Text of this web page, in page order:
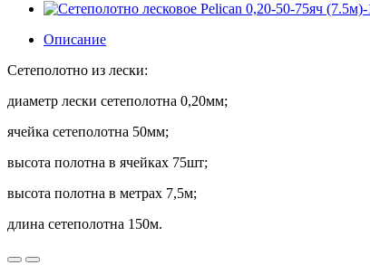
Описание
Сетеполотно из лески:
диаметр лески сетеполотна 0,20мм;
ячейка сетеполотна 50мм;
высота полотна в ячейках 75шт;
высота полотна в метрах 7,5м;
длина сетеполотна 150м.